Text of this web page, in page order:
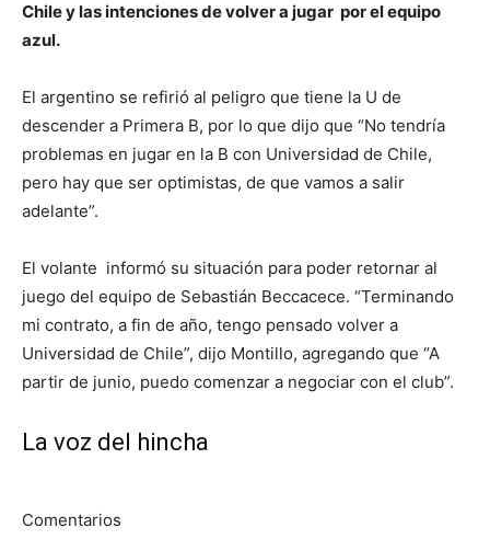
Chile y las intenciones de volver a jugar por el equipo
azul.
El argentino se refirió al peligro que tiene la U de
descender a Primera B, por lo que dijo que “No tendría
problemas en jugar en la B con Universidad de Chile,
pero hay que ser optimistas, de que vamos a salir
adelante”.
El volante informó su situación para poder retornar al
juego del equipo de Sebastián Beccacece. “Terminando
mi contrato, a fin de año, tengo pensado volver a
Universidad de Chile”, dijo Montillo, agregando que “A
partir de junio, puedo comenzar a negociar con el club”.
La voz del hincha
Comentarios